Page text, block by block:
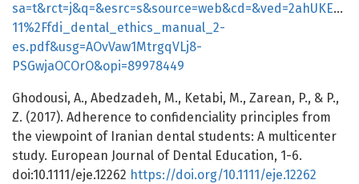
11%2Ffdi_dental_ethics_manual_2-
es.pdf&usg=AOvVaw1MtrgqVLj8-
PSGwjaOCOrO&opi=89978449
Ghodousi, A., Abedzadeh, M., Ketabi, M., Zarean, P., & P.,
Z. (2017). Adherence to confidenciality principles from
the viewpoint of Iranian dental students: A multicenter
study. European Journal of Dental Education, 1-6.
doi:10.1111/eje.12262 https://doi.org/10.1111/eje.12262